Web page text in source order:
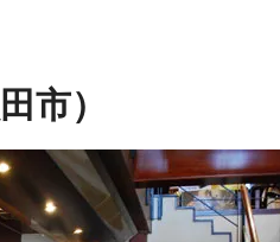
市）